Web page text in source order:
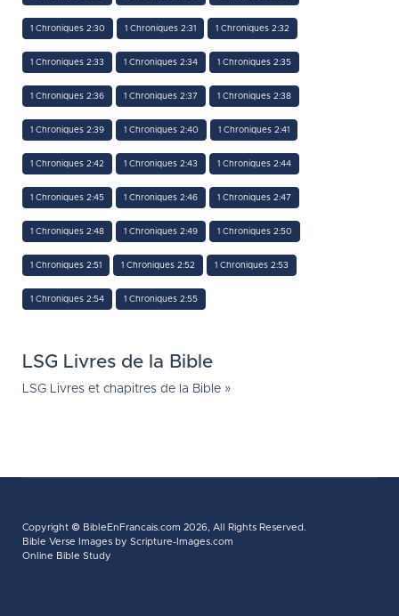
1 Chroniques 2:30 1 Chroniques 2:31 1 Chroniques 2:32
1 Chroniques 2:33 1 Chroniques 2:34 1 Chroniques 2:35
1 Chroniques 2:36 1 Chroniques 2:37 1 Chroniques 2:38
1 Chroniques 2:39 1 Chroniques 2:40 1 Chroniques 2:41
1 Chroniques 2:42 1 Chroniques 2:43 1 Chroniques 2:44
1 Chroniques 2:45 1 Chroniques 2:46 1 Chroniques 2:47
1 Chroniques 2:48 1 Chroniques 2:49 1 Chroniques 2:50
1 Chroniques 2:51 1 Chroniques 2:52 1 Chroniques 2:53
1 Chroniques 2:54 1 Chroniques 2:55
LSG Livres de la Bible
LSG Livres et chapitres de la Bible »
Copyright © BibleEnFrancais.com 2026, All Rights Reserved.
Bible Verse Images by Scripture-Images.com
Online Bible Study